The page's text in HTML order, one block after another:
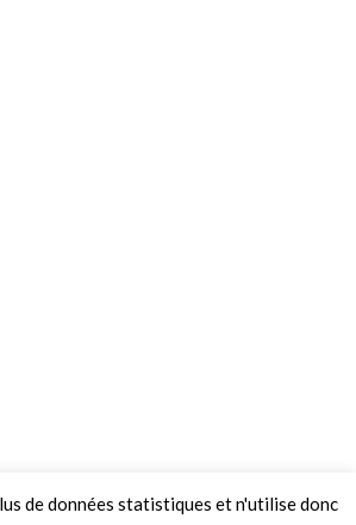
de données statistiques et n'utilise donc